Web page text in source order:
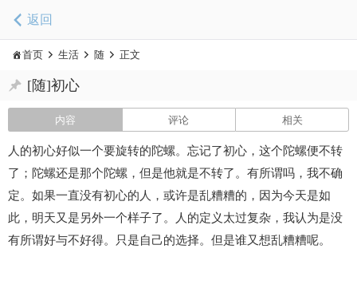
返回
首页 生活 随 正文
[随]初心
内容 评论 相关
人的初心好似一个要旋转的陀螺。忘记了初心，这个陀螺便不转
了；陀螺还是那个陀螺，但是他就是不转了。有所谓吗，我不确
定。如果一直没有初心的人，或许是乱糟糟的，因为今天是如
此，明天又是另外一个样子了。人的定义太过复杂，我认为是没
有所谓好与不好得。只是自己的选择。但是谁又想乱糟糟呢。